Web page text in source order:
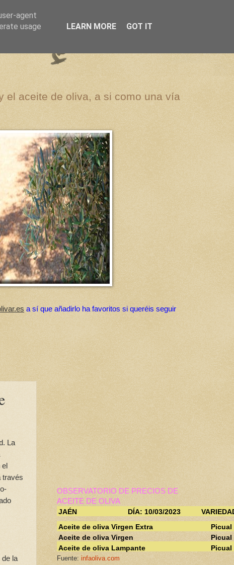
el aceite de oliva, a si como una vía
a sí que añadirlo ha favoritos si queréis seguir
La
el
través
de la
OBSERVATORIO DE PRECIOS DE
ACEITE DE OLIVA
JAÉN
DÍA: 10/03/2023
Aceite de oliva Virgen Extra
Picual
Aceite de oliva Virgen
Picual
Aceite de oliva Lampante
Picual
Fuente: infaoliva.com
agent
usage
LEARN MORE GOT IT